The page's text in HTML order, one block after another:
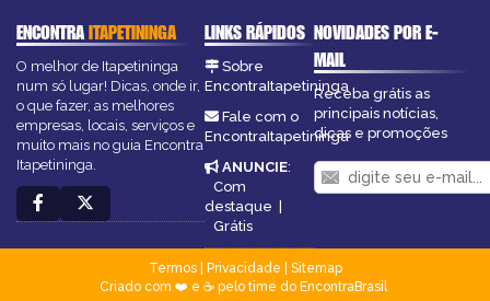
ENCONTRAITAPETININGA
O melhor de Itapetininga
num só lugar! Dicas, onde ir,
o que fazer, as melhores
empresas, locais, serviços e
muito mais no guia Encontra
Itapetininga.
LINKS RÁPIDOS
Sobre
EncontraItapetininga
Fale com o
EncontraItapetininga
ANUNCIE:
Com
destaque |
Grátis
NOVIDADES POR E-
MAIL
Receba grátis as
principais notícias,
dicas e promoções
Termos| Privacidade
Sitemap
Criado com ❤️ e ☕ pelo time do EncontraBrasil